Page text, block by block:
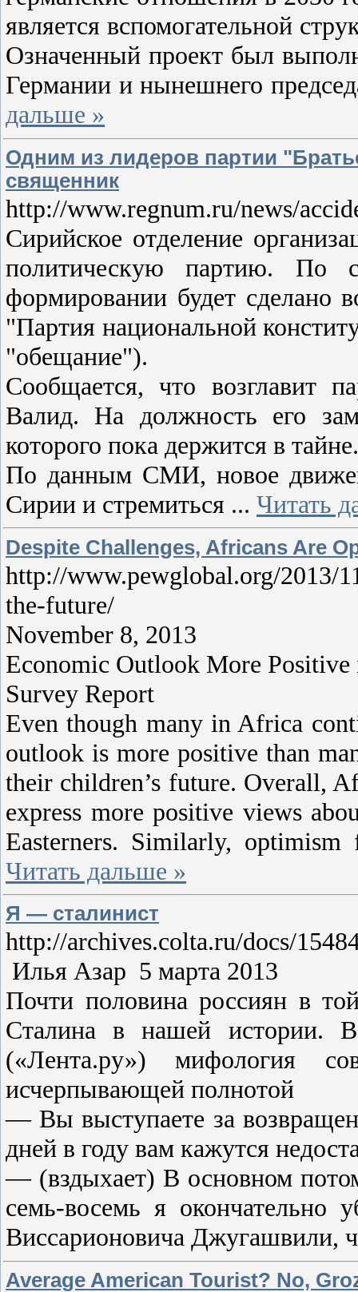
является вспомогательной
Означенный проект был
Германии и нынешнего
дальше »
Одним из лидеров партии
священник
http://www.regnum.ru/news/
Сирийское отделение
политическую партию. По
формировании будет сделано
"Партия национальной
"обещание").
Сообщается, что возглавит
Валид. На должность его
которого пока держится в тайне.
По данным СМИ, новое
Сирии и стремиться ... Читать
Despite Challenges, Africans Are
http://www.pewglobal.org/2013/
the-future/
November 8, 2013
Economic Outlook More
Survey Report
Even though many in Africa
outlook is more positive than
their children’s future. Overall,
express more positive views
Easterners. Similarly,
Читать дальше »
Я — сталинист
http://archives.colta.ru/docs/
Илья Азар 5 марта 2013
Почти половина россиян в
Сталина в нашей истории.
(«Лента.ру») мифология
исчерпывающей полнотой
— Вы выступаете за
дней в году вам кажутся
— (вздыхает) В основном
семь-восемь я окончательно
Виссарионовича Джугашвили,
Average American Tourist? No,